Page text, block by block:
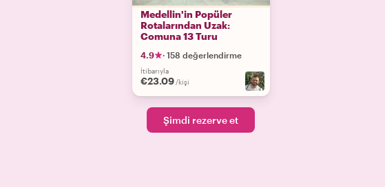
Medellin'in Popüler
Rotalarından Uzak:
Comuna 13 Turu
4.9 · 158 değerlendirme
İtibarıyla
€23.09 /kişi
Şimdi rezerve et